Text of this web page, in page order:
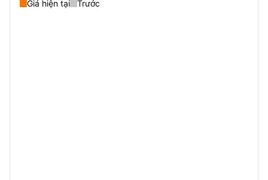
Giá hiện tại Trước